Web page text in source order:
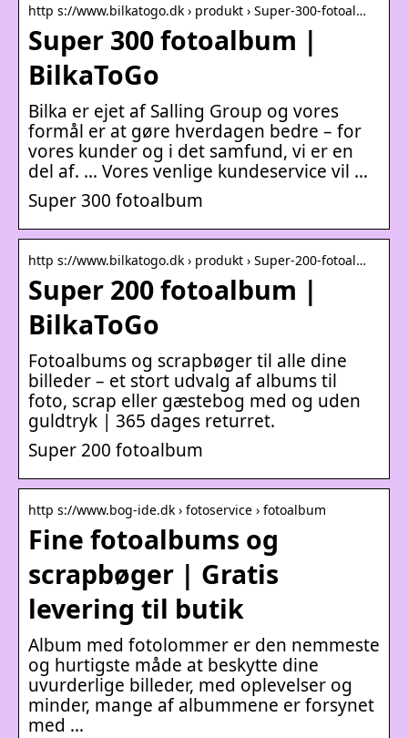
http s://www.bilkatogo.dk › produkt › Super-300-fotoal…
Super 300 fotoalbum |
BilkaToGo
Bilka er ejet af Salling Group og vores
formål er at gøre hverdagen bedre – for
vores kunder og i det samfund, vi er en
del af. … Vores venlige kundeservice vil …
Super 300 fotoalbum
http s://www.bilkatogo.dk › produkt › Super-200-fotoal…
Super 200 fotoalbum |
BilkaToGo
Fotoalbums og scrapbøger til alle dine
billeder – et stort udvalg af albums til
foto, scrap eller gæstebog med og uden
guldtryk | 365 dages returret.
Super 200 fotoalbum
http s://www.bog-ide.dk › fotoservice › fotoalbum
Fine fotoalbums og
scrapbøger | Gratis
levering til butik
Album med fotolommer er den nemmeste
og hurtigste måde at beskytte dine
uvurderlige billeder, med oplevelser og
minder, mange af albummene er forsynet
med …